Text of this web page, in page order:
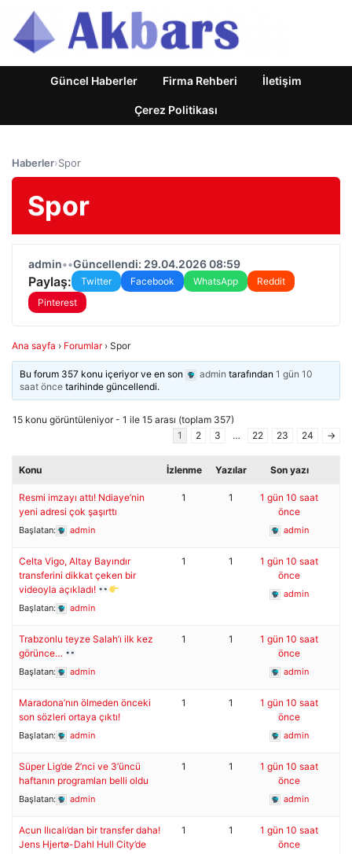
Güncel Haberler Firma Rehberi İletişim
Çerez Politikası
Haberler›Spor
Spor
admin••Güncellendi: 29.04.2026 08:59
Paylaş: Twitter Facebook WhatsApp
Reddit
Pinterest
Ana sayfa › Forumlar › Spor
Bu forum 357 konu içeriyor ve en son admin tarafından1 gün 10
saat önce tarihinde güncellendi.
15 konu görüntüleniyor - 1 ile 15 arası (toplam 357)
1
2 3 … 22 23 24 →
Konu İzlenme Yazılar Son yazı
Resmi imzayı attı! Ndiaye’nin
yeni adresi çok şaşırttı
Başlatan: admin
1 1
1 gün 10 saat
önce
admin
Celta Vigo, Altay Bayındır
transferini dikkat çeken bir
videoyla açıkladı!
Başlatan: admin
1 1
1 gün 10 saat
önce
admin
Trabzonlu teyze Salah’ı ilk kez
görünce…
Başlatan: admin
1 1
1 gün 10 saat
önce
admin
Maradona’nın ölmeden önceki
son sözleri ortaya çıktı!
Başlatan: admin
1 1
1 gün 10 saat
önce
admin
Süper Lig’de 2’nci ve 3’üncü
haftanın programları belli oldu
Başlatan: admin
1 1
1 gün 10 saat
önce
admin
Acun Ilıcalı’dan bir transfer daha!
Jens Hjertø-Dahl Hull City’de
1 1
1 gün 10 saat
önce